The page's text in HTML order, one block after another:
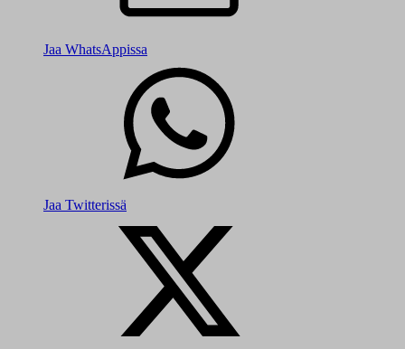
Jaa WhatsAppissa
Jaa Twitterissä